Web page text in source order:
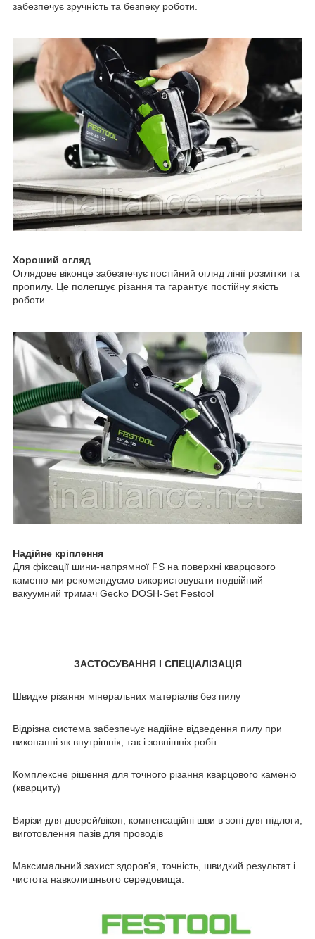
забезпечує зручність та безпеку роботи.
Хороший огляд
Оглядове віконце забезпечує постійний огляд лінії розмітки та
пропилу. Це полегшує різання та гарантує постійну якість
роботи.
Надійне кріплення
Для фіксації шини-напрямної FS на поверхні кварцового
каменю ми рекомендуємо використовувати подвійний
вакуумний тримач Gecko DOSH-Set Festool
ЗАСТОСУВАННЯ І СПЕЦІАЛІЗАЦІЯ
Швидке різання мінеральних матеріалів без пилу
Відрізна система забезпечує надійне відведення пилу при
виконанні як внутрішніх, так і зовнішніх робіт.
Комплексне рішення для точного різання кварцового каменю
(кварциту)
Вирізи для дверей/вікон, компенсаційні шви в зоні для підлоги,
виготовлення пазів для проводів
Максимальний захист здоров'я, точність, швидкий результат і
чистота навколишнього середовища.